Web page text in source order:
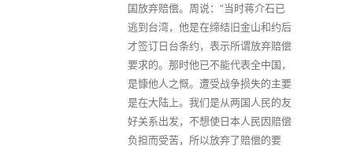
国放弃赔偿。周说：“当时蒋介石已
逃到台湾，他是在缔结旧金山和约后
才签订日台条约，表示所谓放弃赔偿
要求的。那时他已不能代表全中国，
是慷他人之慨。遭受战争损失的主要
是在大陆上。我们是从两国人民的友
好关系出发，不想使日本人民因赔偿
负担而受苦，所以放弃了赔偿的要